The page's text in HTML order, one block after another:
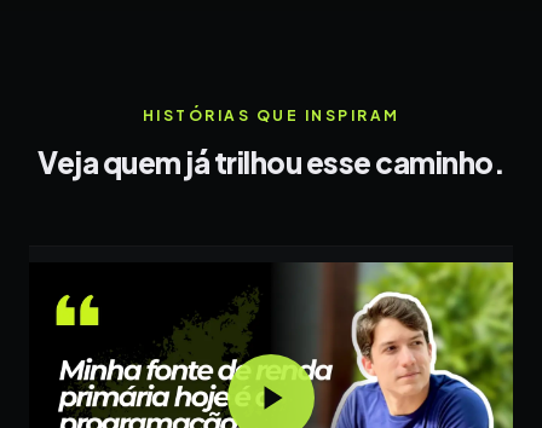
HISTÓRIAS QUE INSPIRAM
Veja quem já trilhou esse caminho.